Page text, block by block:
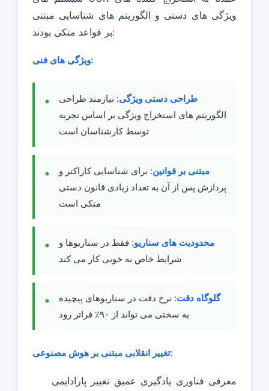
ویژگی های دستی و الگوریتم های شناسایی مبتنی
بر قواعد متکی بودند:
ویژگی های فنی:
طراحی دستی ویژگی: نیازمند طراحی
الگوریتم های استخراج ویژگی بر اساس تجربه
توسط کارشناسان است
مبتنی بر قوانین: برای شناسایی کاراکتر و
پردازش پس از آن به تعداد زیادی قانون دستی
متکی است
محدودیت های سناریو: فقط در سناریوها و
شرایط خاص به خوبی کار می کند
گلوگاه دقت: نرخ دقت در سناریوهای پیچیده
به سختی می تواند از ۹۰٪ فراتر رود
تغییر انقلابی مبتنی بر هوش مصنوعی:
معرفی فناوری یادگیری عمیق تغییر پارادایمی